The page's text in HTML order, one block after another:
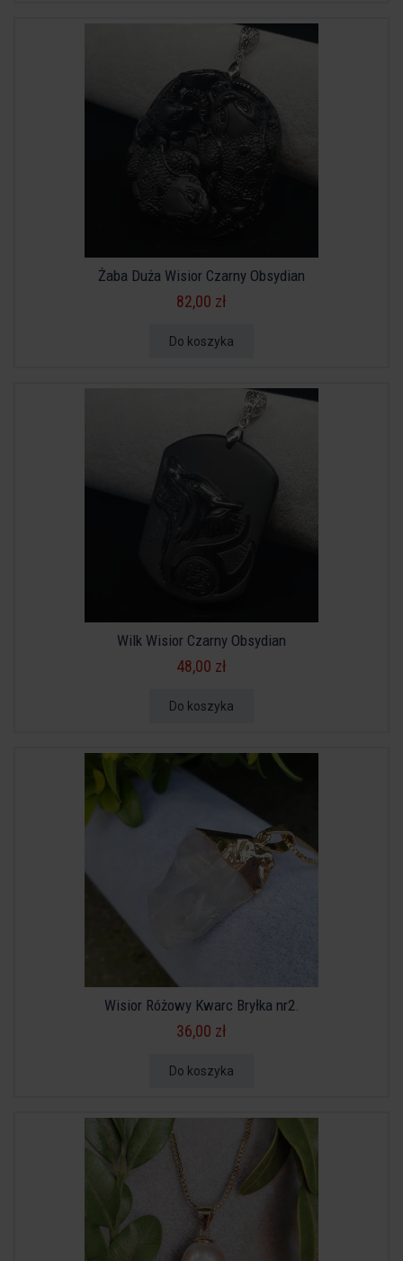
Żaba Duża Wisior Czarny Obsydian
82,00 zł
Do koszyka
Wilk Wisior Czarny Obsydian
48,00 zł
Do koszyka
Wisior Różowy Kwarc Bryłka nr2.
36,00 zł
Do koszyka